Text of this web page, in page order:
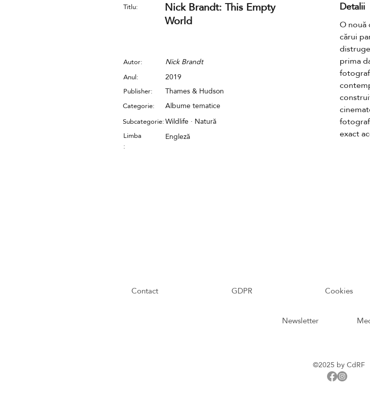
Titlu:
Nick Brandt: This Empty
World
Autor: Nick Brandt
Anul: 2019
Publisher: Thames & Hudson
Categorie:
Albume tematice
Wildlife · Natură
Subcategorie:
Limba
:
Engleză
Detalii
O nouă
cărui
prima
exact
Contact GDPR Cookies
Newsletter
©2025 by CdRF